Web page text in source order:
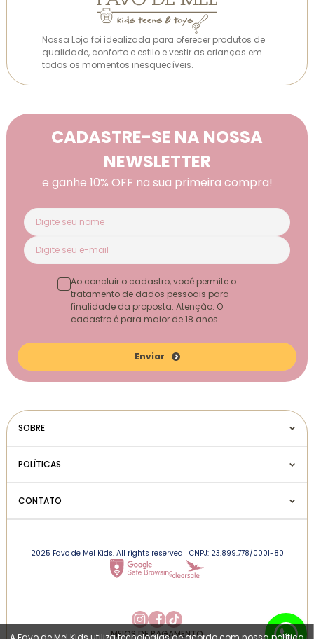
Nossa Loja foi idealizada para oferecer produtos de
qualidade, conforto e estilo e vestir as crianças em
todos os momentos inesquecíveis.
CADASTRE-SE NA NOSSA
NEWSLETTER
e ganhe 10% OFF na sua primeira compra!
Enviar
Ao concluir o cadastro, você permite o
tratamento de dados pessoais para
finalidade da proposta. Atenção: O
cadastro é para maior de 18 anos.
SOBRE
POLÍTICAS
CONTATO
2025 Favo de Mel Kids. All rights reserved | CNPJ: 23.899.778/0001-80
MEIOS DE PAGAMENTO